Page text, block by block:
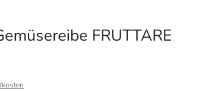
FRUTTARE